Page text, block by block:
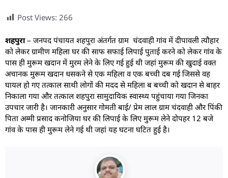
Post Views: 266
शहपुरा– जनपद पंचायत शहपुरा अंतर्गत ग्राम चंदवाही गांव में दीपावली त्यौहार
को लेकर ग्रामीण महिला घर की साफ सफाई लिपाई पुताई करने को लेकर गांव के
पास ही मुरूम खदान में मुरम लेने के लिए गई हुई थी जहां मुरूम की खुदाई वक्त
अचानक मुरूम खदान धसकने से एक महिला व एक बच्ची दब गई जिससे वह
घायल हो गए तत्काल साथी लोगों की मदद से महिला ब बच्ची को खदान से बाहर
निकाला गया और तत्काल शहपुरा सामुदायिक स्वास्थ्य पहुंचाया गया जिनका
उपचार जारी है। जानकारी अनुसार गोमती बाई/ प्रेम लाल ग्राम चंदवाही और पिंकी
पिता अम्मी प्रसाद कनोजिया घर की लिपाई के लिए मुरूम लेने दोपहर 12 बजे
गांव के पास ही मुरूम लेने गई थी जहां यह घटना घटित हुई है।